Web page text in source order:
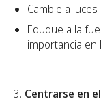
Cambie a
Eduque a la
importancia
Centrarse en